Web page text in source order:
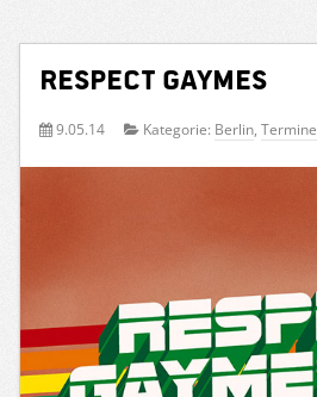
Respect Gaymes
9.05.14 Kategorie: Berlin, Termine